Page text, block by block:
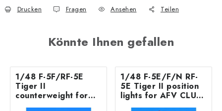
Drucken Fragen Ansehen Teilen
Könnte Ihnen gefallen
1/48 F-5F/RF-5E
Tiger II
counterweight for
AFV CLUB kit
1/48 F-5E/F/N RF-
5E Tiger II position
lights for AFV CLUB